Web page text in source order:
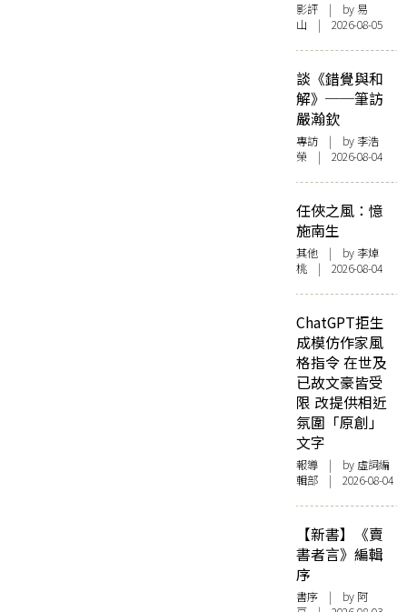
影評 | by 易
山 | 2026-08-05
談《錯覺與和
解》──筆訪
嚴瀚欽
專訪 | by 李浩
榮 | 2026-08-04
任俠之風：憶
施南生
其他 | by 李焯
桃 | 2026-08-04
ChatGPT拒生
成模仿作家風
格指令 在世及
已故文豪皆受
限 改提供相近
氛圍「原創」
文字
報導 | by 虛詞編
輯部 | 2026-08-04
【新書】《賣
書者言》編輯
序
書序 | by 阿